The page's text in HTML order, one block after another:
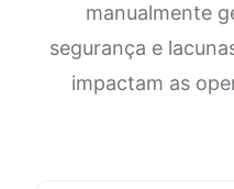
manualmente
segurança e
impactam as